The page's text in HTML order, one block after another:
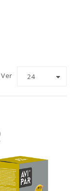
Ver 24